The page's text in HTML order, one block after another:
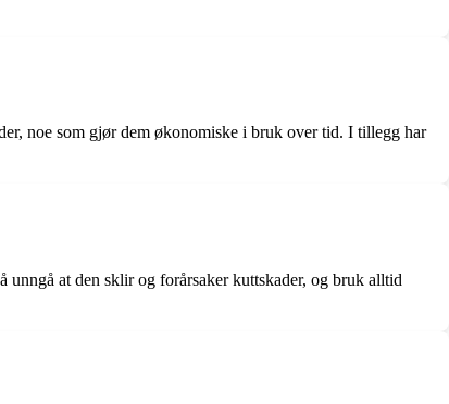
noe som gjør dem økonomiske i bruk over tid. I tillegg har
at den sklir og forårsaker kuttskader, og bruk alltid